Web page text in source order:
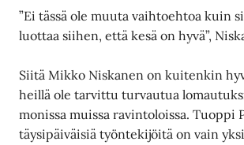
”Ei tässä ole muuta vaihtoehtoa kuin
luottaa siihen, että kesä on hyvä”,
Siitä Mikko Niskanen on kuitenkin
heillä ole tarvittu turvautua
monissa muissa ravintoloissa. Tuoppi
täysipäiväisiä työntekijöitä on vain